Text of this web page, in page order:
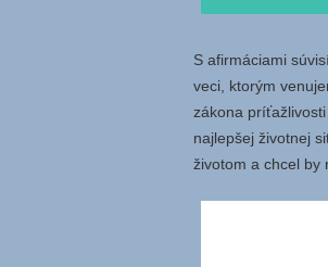
S afirmáciami
veci, ktorým
zákona
najlepšej životnej
životom a chcel by